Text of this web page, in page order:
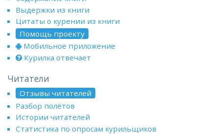
Выдержки из книги
Цитаты о курении из книги
Помощь проекту
Мобильное приложение
Курилка отвечает
Читатели
Отзывы читателей
Разбор полётов
Истории читателей
Статистика по опросам курильщиков